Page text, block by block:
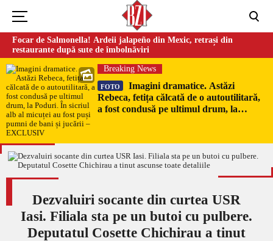
Focar de Salmonella! Ardeii jalapeño din Mexic, retrași din
restaurante după sute de îmbolnăviri
Breaking News
FOTO
Imagini dramatice. Astăzi
Rebeca, fetița călcată de o autoutilitară,
a fost condusă pe ultimul drum, la
EXCLUSIV
Dezvaluiri socante din curtea USR
Iasi. Filiala sta pe un butoi cu pulbere.
Deputatul Cosette Chichirau a tinut